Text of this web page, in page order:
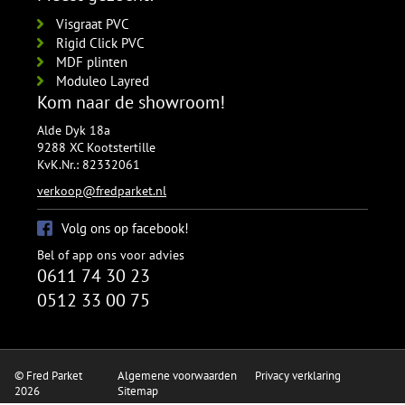
Visgraat PVC
Rigid Click PVC
MDF plinten
Moduleo Layred
Kom naar de showroom!
Alde Dyk 18a
9288 XC Kootstertille
KvK.Nr.: 82332061
verkoop@fredparket.nl
Volg ons op facebook!
Bel of app ons voor advies
0611 74 30 23
0512 33 00 75
© Fred Parket
2026
Algemene voorwaarden
Privacy verklaring
Sitemap